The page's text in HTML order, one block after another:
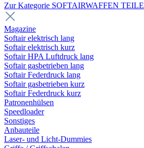
Zur Kategorie SOFTAIRWAFFEN TEILE
Magazine
Softair elektrisch lang
Softair elektrisch kurz
Softair HPA Luftdruck lang
Softair gasbetrieben lang
Softair Federdruck lang
Softair gasbetrieben kurz
Softair Federdruck kurz
Patronenhülsen
Speedloader
Sonstiges
Anbauteile
Laser- und Licht-Dummies